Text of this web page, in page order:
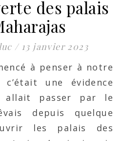
des palais
/ 13 janvier 2023
une évidence
allait passer par le
depuis quelque
les palais des